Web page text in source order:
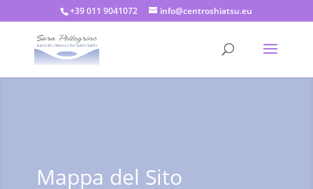
+39 011 9041072 info@centroshiatsu.eu
Mappa del Sito